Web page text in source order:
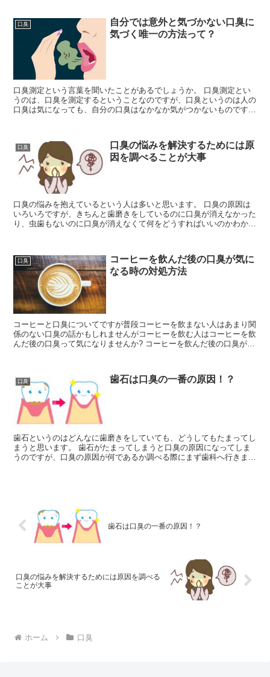
口臭
自分では意外と気づかない口臭に
気づく唯一の方法って？
口臭測定という言葉を聞いたことがあるでしょうか。 口臭測定とい
うのは、口臭を測定するということなのですが、口臭というのは人の
口臭は気になっても、自分の口臭はなかなか気がつかないものです。
口臭
口臭の悩みを解決するためには原
因を調べることが大事
口臭の悩みを抱えているという人は多いと思います。 口臭の原因は
いろいろですが、きちんと歯磨きをしているのに口臭が消えなかった
り、虫歯もないのに口臭が消えなくて何をどうすればいいのかわから
口臭
コーヒーを飲んだ後の口臭が気に
なる時の対処方法
コーヒーと口臭についてですが普段コーヒーを飲まない人はあまり関
係のない口臭の話かもしれませんがコーヒーを飲む人はコーヒーを飲
んだ後の口臭って気になりませんか? コーヒーを飲んだ後の口臭が気
口臭 歯石は口臭の一番の原因！？
歯石というのはどんなに歯磨きをしていても、どうしてもたまってし
まうと思います。 歯石がたまってしまうと口臭の原因になってしま
うのですが、口臭の原因が何であるか調べる際にまず歯科へ行きます
歯石は口臭の一番の原因！？
口臭の悩みを解決するためには原因を調べる
ことが大事
ホーム 口臭